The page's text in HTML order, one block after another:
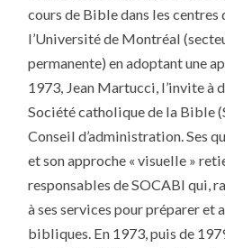
cours de Bible dans les centres
l’Université de Montréal
permanente) en adoptant une
1973, Jean Martucci, l’invite à
Société catholique de la Bible
Conseil d’administration. Ses
et son approche « visuelle »
responsables de SOCABI qui,
à ses services pour préparer et
bibliques. En 1973, puis de